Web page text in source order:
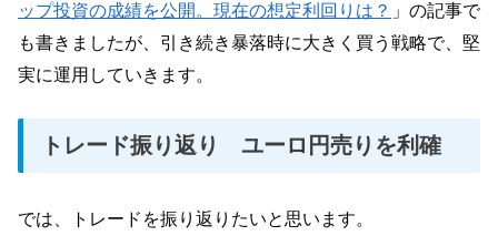
ップ投資の成績を公開。現在の想定利回りは？ 」の記事で
も書きましたが、引き続き暴落時に大きく買う戦略で、堅
実に運用していきます。
トレード振り返り ユーロ円売りを利確
では、トレードを振り返りたいと思います。